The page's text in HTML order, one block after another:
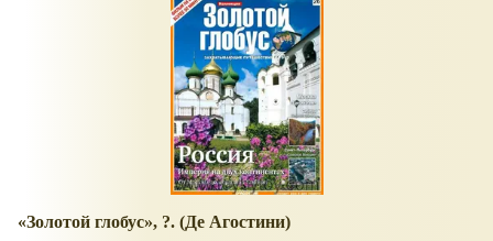
Золотой глобус , ?. (Де Агостини)